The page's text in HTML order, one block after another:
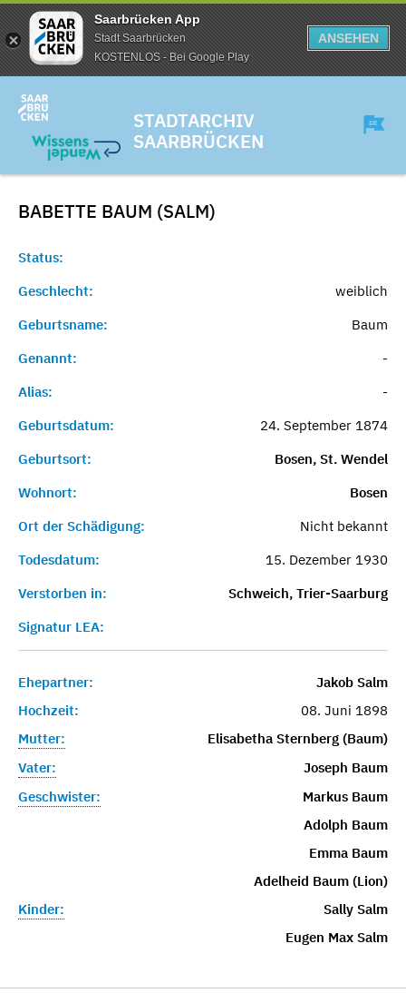
Saarbrücken App
Stadt Saarbrücken
KOSTENLOS - Bei Google Play
ANSEHEN
STADTARCHIV
SAARBRÜCKEN
BABETTE BAUM (SALM)
Status:
Geschlecht:
weiblich
Geburtsname:
Baum
Genannt:
-
Alias:
-
Geburtsdatum:
24. September 1874
Geburtsort:
Bosen, St. Wendel
Wohnort:
Bosen
Ort der Schädigung:
Nicht bekannt
Todesdatum:
15. Dezember 1930
Verstorben in:
Schweich, Trier-Saarburg
Signatur LEA:
Ehepartner:
Jakob Salm
Hochzeit:
08. Juni 1898
Mutter:
Elisabetha Sternberg (Baum)
Vater:
Joseph Baum
Geschwister:
Markus Baum
Adolph Baum
Emma Baum
Adelheid Baum (Lion)
Kinder:
Sally Salm
Eugen Max Salm